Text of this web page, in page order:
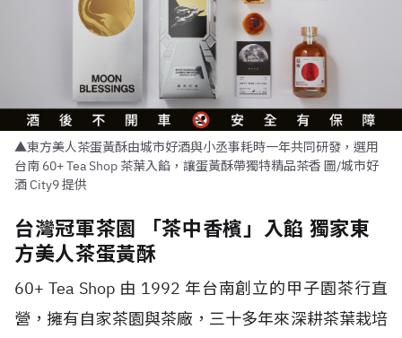
▲東方美人茶蛋黃酥由城市好酒與小丞事耗時一年共同研發，選用
台南 60+ Tea Shop 茶葉入餡，讓蛋黃酥帶獨特精品茶香 圖/城市好
酒 City9 提供
台灣冠軍茶園 「茶中香檳」入餡 獨家東
方美人茶蛋黃酥
60+ Tea Shop 由 1992 年台南創立的甲子園茶行直
營，擁有自家茶園與茶廠，三十多年來深耕茶葉栽培